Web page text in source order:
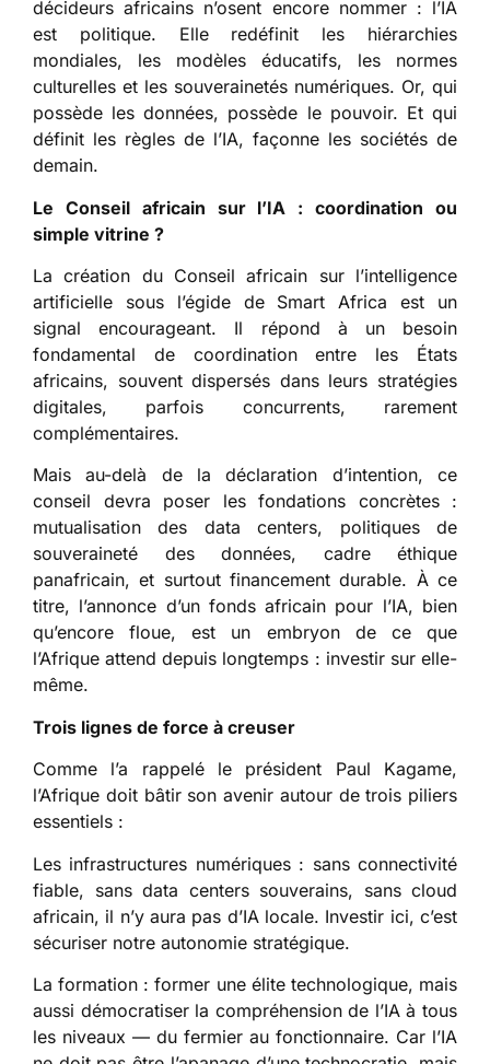
décideurs africains n’osent encore nommer : l’IA
est politique. Elle redéfinit les hiérarchies
mondiales, les modèles éducatifs, les normes
culturelles et les souverainetés numériques. Or, qui
possède les données, possède le pouvoir. Et qui
définit les règles de l’IA, façonne les sociétés de
demain.
Le Conseil africain sur l’IA : coordination ou
simple vitrine ?
La création du Conseil africain sur l’intelligence
artificielle sous l’égide de Smart Africa est un
signal encourageant. Il répond à un besoin
fondamental de coordination entre les États
africains, souvent dispersés dans leurs stratégies
digitales, parfois concurrents, rarement
complémentaires.
Mais au-delà de la déclaration d’intention, ce
conseil devra poser les fondations concrètes :
mutualisation des data centers, politiques de
souveraineté des données, cadre éthique
panafricain, et surtout financement durable. À ce
titre, l’annonce d’un fonds africain pour l’IA, bien
qu’encore floue, est un embryon de ce que
l’Afrique attend depuis longtemps : investir sur elle-
même.
Trois lignes de force à creuser
Comme l’a rappelé le président Paul Kagame,
l’Afrique doit bâtir son avenir autour de trois piliers
essentiels :
Les infrastructures numériques : sans connectivité
fiable, sans data centers souverains, sans cloud
africain, il n’y aura pas d’IA locale. Investir ici, c’est
sécuriser notre autonomie stratégique.
La formation : former une élite technologique, mais
aussi démocratiser la compréhension de l’IA à tous
les niveaux — du fermier au fonctionnaire. Car l’IA